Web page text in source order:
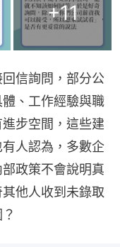
+11
信詢問，部分公
、工作經驗與職
步空間，這些建
人認為，多數企
政策不會說明真
他人收到未錄取